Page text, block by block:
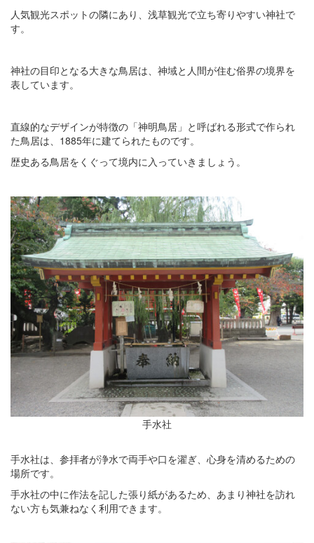
人気観光スポットの隣にあり、浅草観光で立ち寄りやすい神社で
す。
神社の目印となる大きな鳥居は、神域と人間が住む俗界の境界を
表しています。
直線的なデザインが特徴の「神明鳥居」と呼ばれる形式で作られ
た鳥居は、1885年に建てられたものです。
歴史ある鳥居をくぐって境内に入っていきましょう。
手水社
手水社は、参拝者が浄水で両手や口を濯ぎ、心身を清めるための
場所です。
手水社の中に作法を記した張り紙があるため、あまり神社を訪れ
ない方も気兼ねなく利用できます。